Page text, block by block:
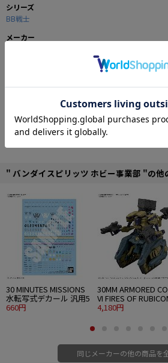
シリーズ
BB戦士
メーカー
ヴェイガン新型MSがSDとなって登場！
ビームサーベル装備可能！
レギルスコアと胴体は分離可能！
差し替えによる瞳切り替えギミック搭載！！
■商品内容：成形品×8、ホイルシール、組立説
" バンダイスピリッツ ホビー事業部 "の他
30 MINUTES MISSIONS
水転写式デカール 汎用5
660円
30MM ARMORED
VI FIRES OF
RaD CC-3000
4,180円
同じメーカーの他の商品を